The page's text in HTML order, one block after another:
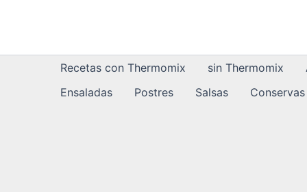
Recetas con Thermomix
sin Thermomix
Ensaladas
Postres Salsas Conservas